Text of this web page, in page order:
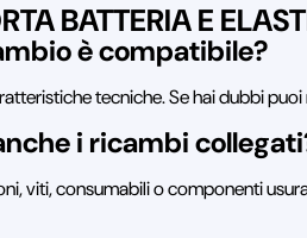
BATTERIA E
è compatibile?
tecniche. Se hai dubbi
i ricambi
viti, consumabili o componenti